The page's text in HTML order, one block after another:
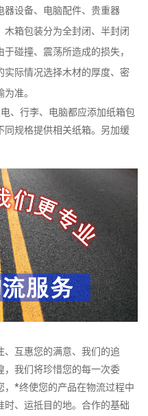
器设备、电脑配件、贵重器
箱包装分为全封闭、半封闭
碰撞、震荡所造成的损失，
实际情况选择木材的厚度、密
准。
、行李、电脑都应添加纸箱包
同规格提供相关纸箱。另加缓
、互惠您的满意、我们的追
，我们将珍惜您的每一次委
，*终使您的产品在物流过程中
时、运抵目的地。合作的基础